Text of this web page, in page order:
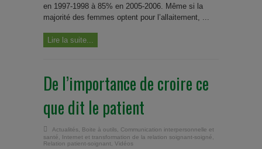
en 1997-1998 à 85% en 2005-2006. Même si la
majorité des femmes optent pour l’allaitement, ...
Lire la suite...
De l’importance de croire ce
que dit le patient
Actualités Boite à outils
Communication interpersonnelle et
santé
Internet et transformation de la relation soignant-soigné
Relation patient-soignant
Vidéos